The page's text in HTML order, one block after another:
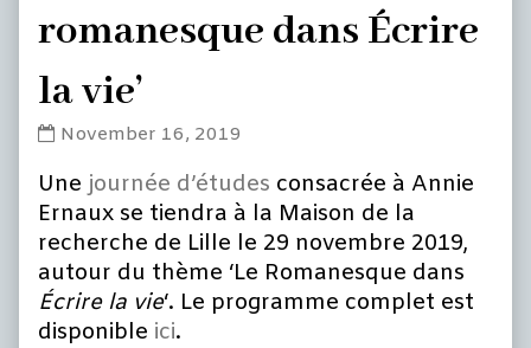
romanesque dans Écrire
la vie’
Journée
‘Le
romanesque
dans
Écrire
la
vie’
published
November 16, 2019
Une journée d’études consacrée à Annie
Ernaux se tiendra à la Maison de la
recherche de Lille le 29 novembre 2019,
autour du thème ‘Le Romanesque dans
Écrire la vie‘. Le programme complet est
disponible ici.